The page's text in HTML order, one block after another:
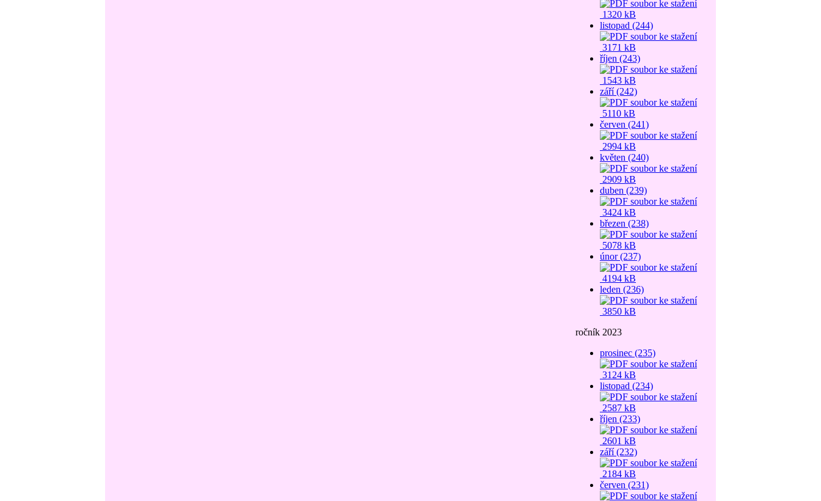
1320 kB
listopad (244)
3171 kB
říjen (243)
1543 kB
září (242)
5110 kB
červen (241)
2994 kB
květen (240)
2909 kB
duben (239)
3424 kB
březen (238)
5078 kB
únor (237)
4194 kB
leden (236)
3850 kB
ročník 2023
prosinec (235)
3124 kB
listopad (234)
2587 kB
říjen (233)
2601 kB
září (232)
2184 kB
červen (231)